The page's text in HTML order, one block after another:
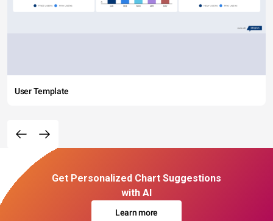
User Template
Get Personalized Chart Suggestions
with AI
Learn more